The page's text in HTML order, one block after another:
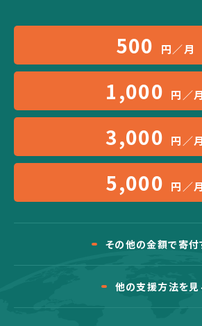
500 円／月
1,000 円／月
3,000 円／月
5,000 円／月
その他の金額で寄付
他の支援方法を見